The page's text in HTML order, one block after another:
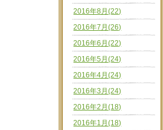
2016年8月(22)
2016年7月(26)
2016年6月(22)
2016年5月(24)
2016年4月(24)
2016年3月(24)
2016年2月(18)
2016年1月(18)